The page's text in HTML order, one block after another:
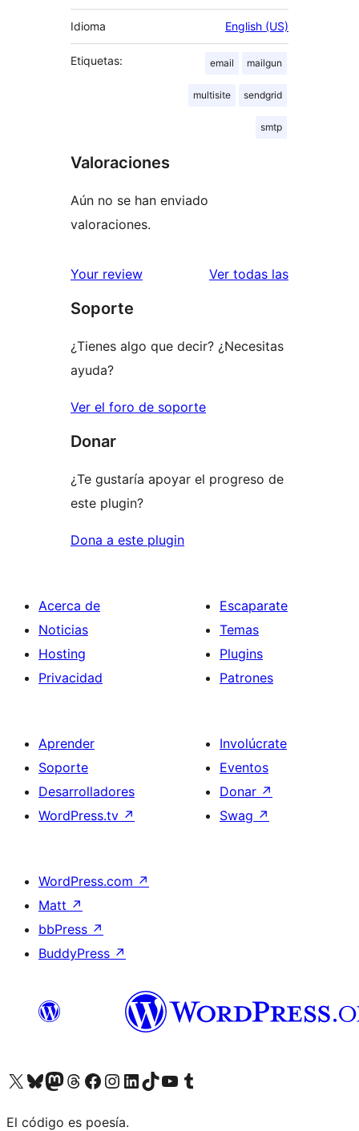
Idioma English (US)
Etiquetas: email mailgun
multisite sendgrid
smtp
Valoraciones
Aún no se han enviado
valoraciones.
Your review Ver todas las
Soporte
¿Tienes algo que decir? ¿Necesitas
ayuda?
Ver el foro de soporte
Donar
¿Te gustaría apoyar el progreso de
este plugin?
Dona a este plugin
Acerca de
Noticias
Hosting
Privacidad
Escaparate
Temas
Plugins
Patrones
Aprender
Soporte
Desarrolladores
WordPress.tv ↗
Involúcrate
Eventos
Donar ↗
Swag ↗
WordPress.com ↗
Matt ↗
bbPress ↗
BuddyPress ↗
Visita nuestra cuenta de X (anteriormente Twitter)
Visita nuestra cuenta de Bluesky
Visita nuestra cuenta de Mastodon
Visita nuestra cuenta de Threads
Visita nuestra página de Facebook
Visita nuestra cuenta de Instagram
Visita nuestra cuenta de LinkedIn
Visita nuestra cuenta de TikTok
Visita nuestro canal de YouTube
Visita nuestra cuenta de Tumblr
El código es poesía.